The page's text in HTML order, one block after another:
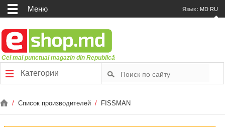
Меню Язык: MD RU
Cel mai punctual magazin din Republică
Категории
/ Список производителей / FISSMAN